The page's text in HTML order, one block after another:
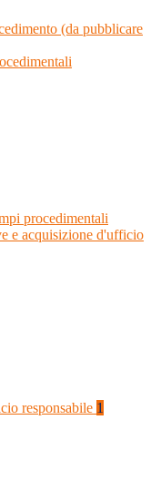
(da pubblicare
procedimentali
e acquisizione d'ufficio
responsabile 1